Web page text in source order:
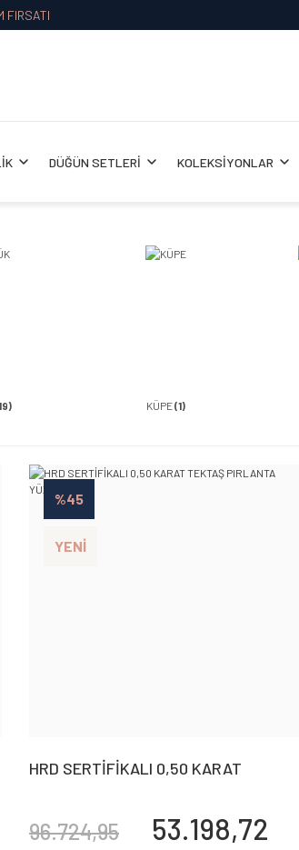
FIRSATI
DÜĞÜN SETLERİ KOLEKSİYONLAR
KÜPE(1)
%45
YENİ
HRD SERTİFİKALI 0,50 KARAT
96.724,95
53.198,72